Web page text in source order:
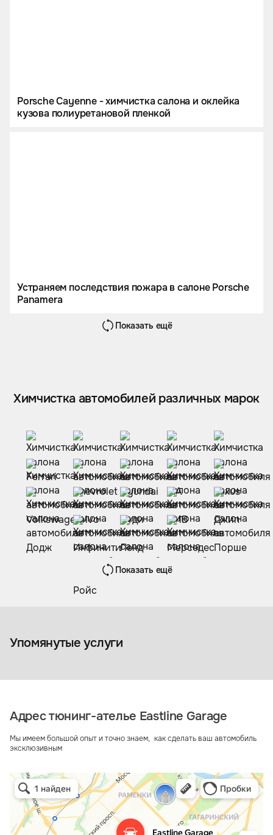
Porsche Cayenne - химчистка салона и оклейка
кузова полиуретановой пленкой
Устраняем последствия пожара в салоне Porsche
Panamera
Показать ещё
Химчистка автомобилей различных марок
Показать ещё
Упомянутые услуги
автомобиля
Адрес тюнинг-ателье Eastline Garage
Мы имеем большой опыт и точно знаем, как сделать ваш автомобиль
эксклюзивным